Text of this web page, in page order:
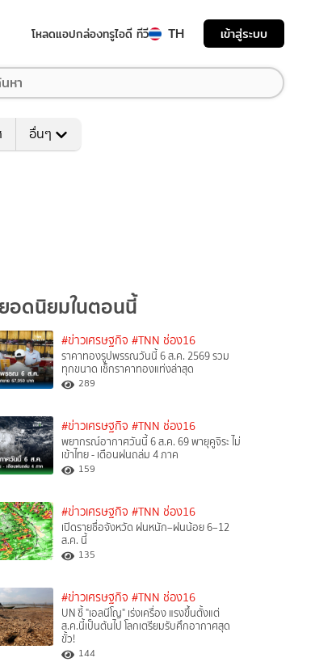
โหลดแอปกล่องทรูไอดี ทีวี TH เข้าสู่ระบบ
อื่นๆ
ยอดนิยมในตอนนี้
#ข่าวเศรษฐกิจ #TNN ช่อง16
ราคาทองรูปพรรณวันนี้ 6 ส.ค. 2569 รวม
ทุกขนาด เช็กราคาทองแท่งล่าสุด
289
#ข่าวเศรษฐกิจ #TNN ช่อง16
พยากรณ์อากาศวันนี้ 6 ส.ค. 69 พายุคูจิระ ไม่
เข้าไทย - เตือนฝนถล่ม 4 ภาค
159
#ข่าวเศรษฐกิจ #TNN ช่อง16
เปิดรายชื่อจังหวัด ฝนหนัก–ฝนน้อย 6–12
ส.ค. นี้
135
#ข่าวเศรษฐกิจ #TNN ช่อง16
UN ชี้ "เอลนีโญ" เร่งเครื่อง แรงขึ้นตั้งแต่
ส.ค.นี้เป็นต้นไป โลกเตรียมรับศึกอากาศสุด
ขั้ว!
144